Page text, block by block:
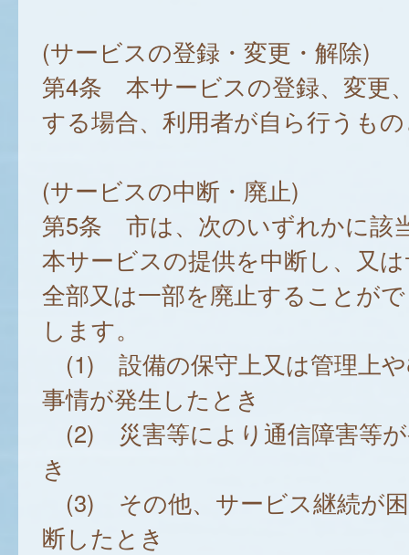
(サービスの登録・変更・解除)
第4条 本サービスの登録、変更
する場合、利用者が自ら行うも
(サービスの中断・廃止)
第5条 市は、次のいずれかに該
本サービスの提供を中断し、又
全部又は一部を廃止することが
します。
(1) 設備の保守上又は管理上
事情が発生したとき
(2) 災害等により通信障害等
き
(3) その他、サービス継続が
断したとき